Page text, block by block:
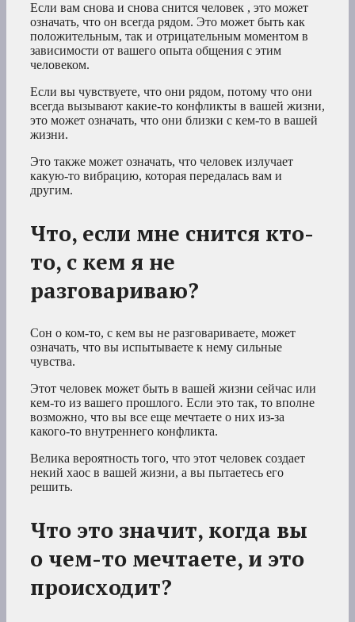
Если вам снова и снова снится человек , это может
означать, что он всегда рядом. Это может быть как
положительным, так и отрицательным моментом в
зависимости от вашего опыта общения с этим
человеком.
Если вы чувствуете, что они рядом, потому что они
всегда вызывают какие-то конфликты в вашей жизни,
это может означать, что они близки с кем-то в вашей
жизни.
Это также может означать, что человек излучает
какую-то вибрацию, которая передалась вам и
другим.
Что, если мне снится кто-
то, с кем я не
разговариваю?
Сон о ком-то, с кем вы не разговариваете, может
означать, что вы испытываете к нему сильные
чувства.
Этот человек может быть в вашей жизни сейчас или
кем-то из вашего прошлого. Если это так, то вполне
возможно, что вы все еще мечтаете о них из-за
какого-то внутреннего конфликта.
Велика вероятность того, что этот человек создает
некий хаос в вашей жизни, а вы пытаетесь его
решить.
Что это значит, когда вы
о чем-то мечтаете, и это
происходит?